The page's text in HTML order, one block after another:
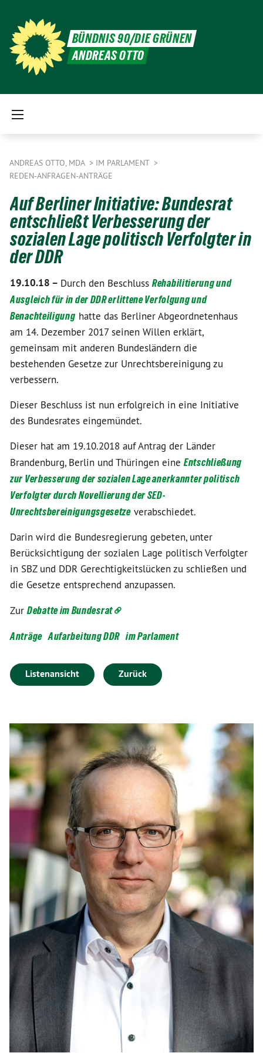
BÜNDNIS 90/DIE GRÜNEN
ANDREAS OTTO
ANDREAS OTTO, MDA
IM PARLAMENT
REDEN-ANFRAGEN-ANTRÄGE
Auf Berliner Initiative: Bundesrat
entschließt Verbesserung der
sozialen Lage politisch Verfolgter in
der DDR
19.10.18 – Durch den BeschlussRehabilitierung und
Ausgleich für in der DDR erlittene Verfolgung und
Benachteiligung hatte das Berliner Abgeordnetenhaus
am 14. Dezember 2017 seinen Willen erklärt,
gemeinsam mit anderen Bundesländern die
bestehenden Gesetze zur Unrechtsbereinigung zu
verbessern.
Dieser Beschluss ist nun erfolgreich in eine Initiative
des Bundesrates eingemündet.
Dieser hat am 19.10.2018 auf Antrag der Länder
Brandenburg, Berlin und Thüringen eineEntschließung
zur Verbesserung der sozialen Lage anerkannter politisch
Verfolgter durch Novellierung der SED-
Unrechtsbereinigungsgesetzeverabschiedet.
Darin wird die Bundesregierung gebeten, unter
Berücksichtigung der sozialen Lage politisch Verfolgter
in SBZ und DDR Gerechtigkeitslücken zu schließen und
die Gesetze entsprechend anzupassen.
ZurDebatte im Bundesrat
Anträge Aufarbeitung DDR im Parlament
Listenansicht Zurück